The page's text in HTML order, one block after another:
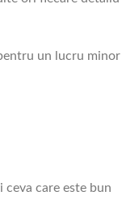
un lucru minor
ceva care este bun